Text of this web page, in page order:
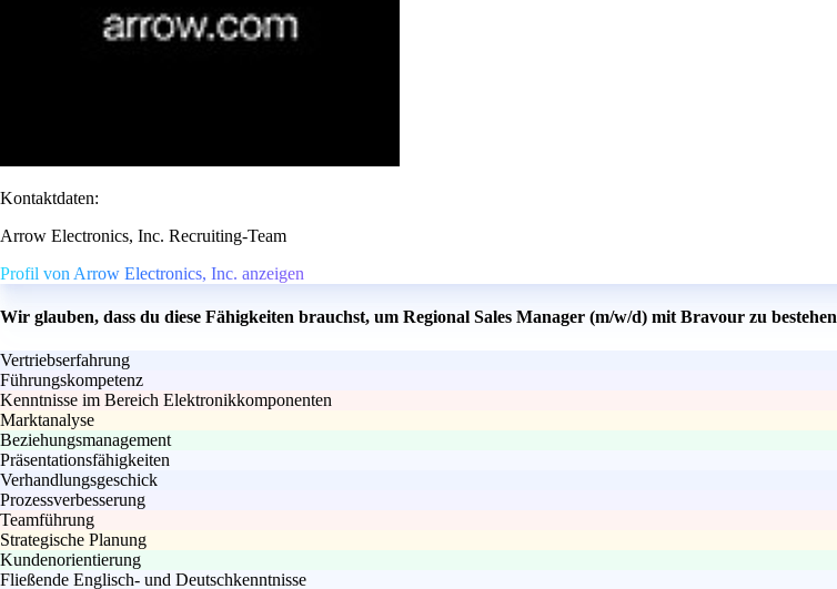
Kontaktdaten:
Arrow Electronics, Inc. Recruiting-Team
Profil von Arrow Electronics, Inc. anzeigen
Wir glauben, dass du diese Fähigkeiten brauchst, um Regional Sales Manager (m/w/d) mit Bravour zu bestehen
Vertriebserfahrung
Führungskompetenz
Kenntnisse im Bereich Elektronikkomponenten
Marktanalyse
Beziehungsmanagement
Präsentationsfähigkeiten
Verhandlungsgeschick
Prozessverbesserung
Teamführung
Strategische Planung
Kundenorientierung
Fließende Englisch- und Deutschkenntnisse